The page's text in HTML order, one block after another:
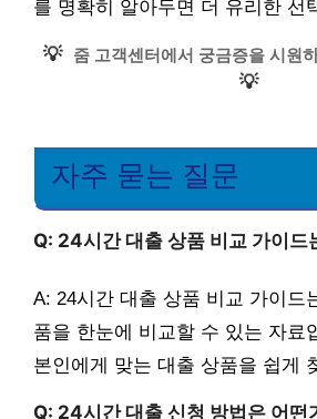
를 명확히 알아두면 더 유리한 선
💡 줌 고객센터에서 궁금증을 시원
💡
자주 묻는 질문
Q: 24시간 대출 상품 비교 가이드
A: 24시간 대출 상품 비교 가이드
품을 한눈에 비교할 수 있는 자료
본인에게 맞는 대출 상품을 쉽게
Q: 24시간 대출 신청 방법은 어떤